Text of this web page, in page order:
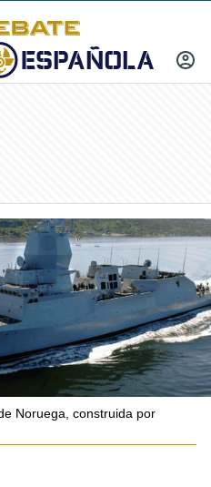
INICIAR
Noruega, construida por